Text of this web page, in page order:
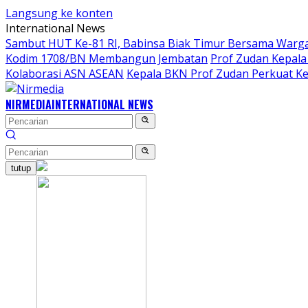
Langsung ke konten
International News
Sambut HUT Ke-81 RI, Babinsa Biak Timur Bersama
Kodim 1708/BN Membangun Jembatan Prof Zudan
Kolaborasi ASN ASEAN Kepala BKN Prof Zudan Perkuat
NIRMEDIAINTERNATIONAL NEWS
tutup